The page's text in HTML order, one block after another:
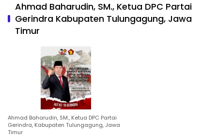
Ahmad Baharudin, SM., Ketua DPC Partai
Gerindra Kabupaten Tulungagung, Jawa
Timur
Ahmad Baharudin, SM., Ketua DPC Partai
Gerindra, Kabupaten Tulungagung, Jawa
Timur